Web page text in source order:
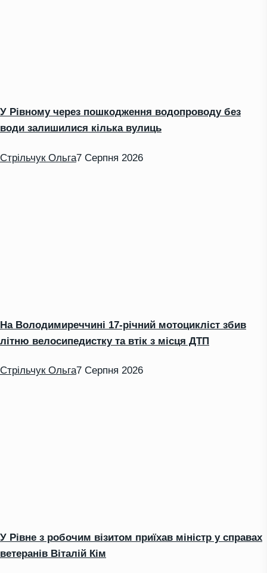
У Рівному через пошкодження водопроводу без
води залишилися кілька вулиць
Стрільчук Ольга7 Серпня 2026
На Володимиреччині 17-річний мотоцикліст збив
літню велосипедистку та втік з місця ДТП
Стрільчук Ольга7 Серпня 2026
У Рівне з робочим візитом приїхав міністр у справах
ветеранів Віталій Кім